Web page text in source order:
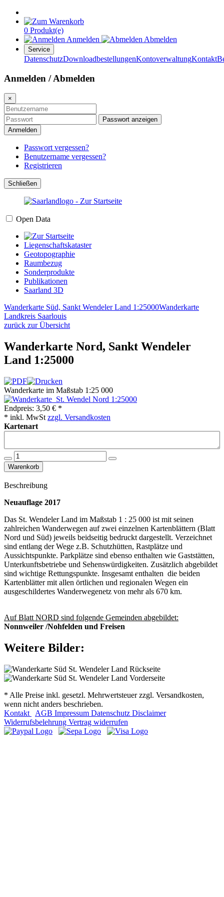
0 Produkt(e)
Anmelden
Abmelden
Service
DatenschutzDownloadbestellungenKontoverwaltungKontakt
Anmelden / Abmelden
×
Passwort anzeigen
Anmelden
Passwort vergessen?
Benutzername vergessen?
Registrieren
Schließen
Open Data
Liegenschaftskataster
Geotopographie
Raumbezug
Sonderprodukte
Publikationen
Saarland 3D
Wanderkarte Süd, Sankt Wendeler Land 1:25000Wanderkarte
Landkreis Saarlouis
zurück zur Übersicht
Wanderkarte Nord, Sankt Wendeler
Land 1:25000
Wanderkarte im Maßstab 1:25 000
Endpreis: 3,50 € *
* inkl. MwSt zzgl. Versandkosten
Kartenart
Beschreibung
Neuauflage 2017
Das St. Wendeler Land im Maßstab 1 : 25 000 ist mit seinen
zahlreichen Wanderwegen auf zwei einzelnen Kartenblättern (Blatt
Nord und Süd) jeweils beidseitig bedruckt dargestellt. Verzeichnet
sind entlang der Wege z.B. Schutzhütten, Rastplätze und
Aussichtspunkte. Parkplätze sind ebenso enthalten wie Gaststätten,
Unterkunftsbetriebe und Sehenswürdigkeiten. Zusätzlich abgebildet
sind wichtige Rettungspunkte. Insgesamt enthalten die beiden
Kartenblätter mit allen örtlichen und regionalen Wegen ein
ausgeschildertes Wanderwegenetz von mehr als 670 km.
Auf Blatt NORD sind folgende Gemeinden abgebildet:
Nonnweiler /Nohfelden und Freisen
Weitere Bilder:
* Alle Preise inkl. gesetzl. Mehrwertsteuer zzgl. Versandkosten,
wenn nicht anders beschrieben.
Kontakt
AGB Impressum Datenschutz Disclaimer
Widerrufsbelehrung Vertrag widerrufen